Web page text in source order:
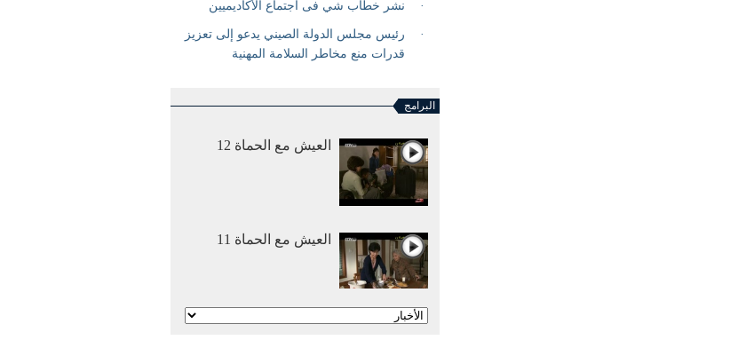
البرامج
العيش مع الحماة 12
العيش مع الحماة 11